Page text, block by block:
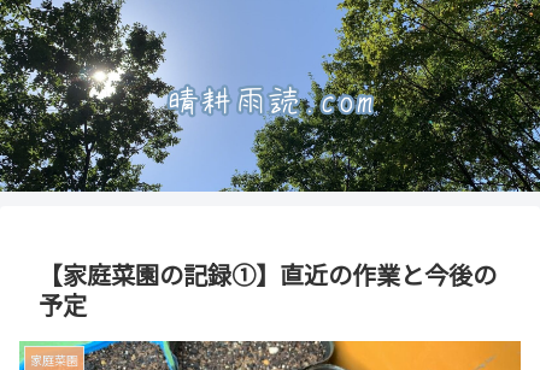
【家庭菜園の記録①】直近の作業と今後の
予定
家庭菜園